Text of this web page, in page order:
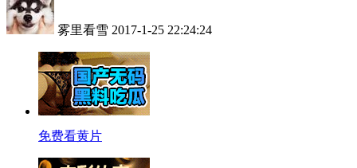
雾里看雪 2017-1-25 22:24:24
免费看黄片